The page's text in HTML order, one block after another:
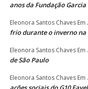
anos da Fundação Garcia
Eleonora Santos Chaves Em
frio durante o inverno na
Eleonora Santos Chaves Em
de São Paulo
Eleonora Santos Chaves Em